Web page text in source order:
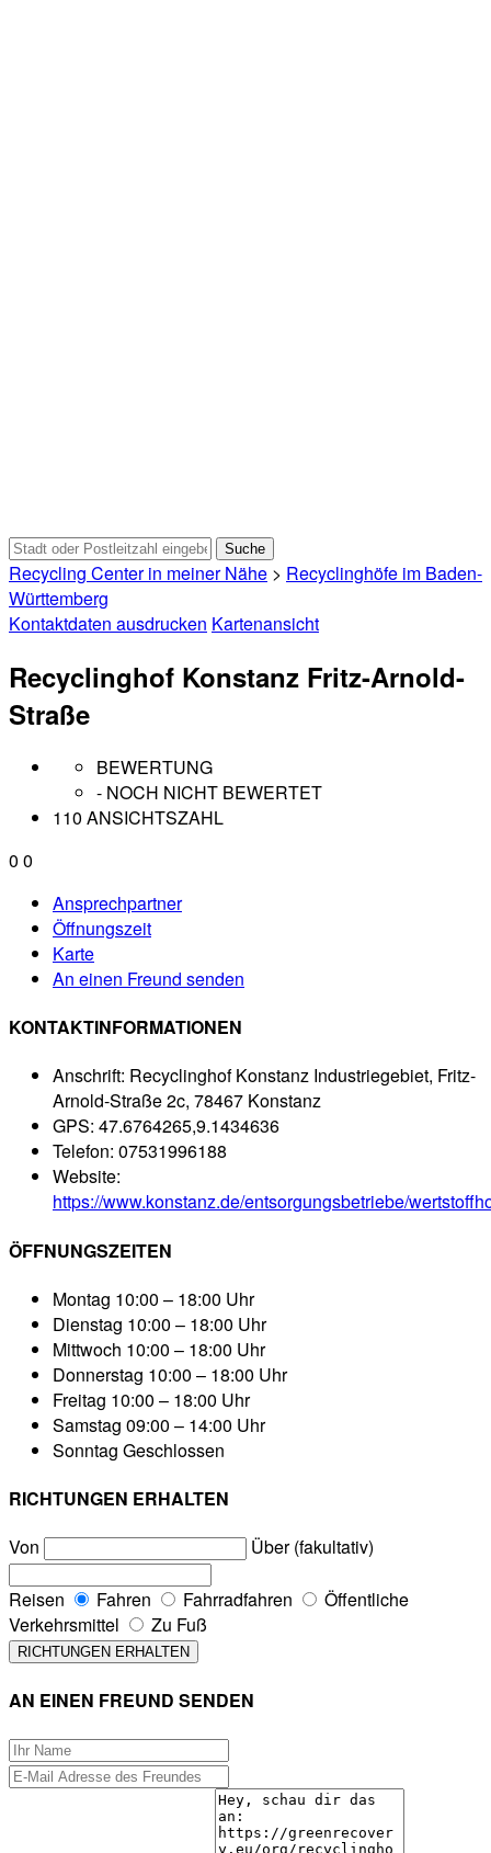
Recycling Center in meiner Nähe > Recyclinghöfe im Baden-
Württemberg
Kontaktdaten ausdrucken Kartenansicht
Recyclinghof Konstanz Fritz-Arnold-
Straße
BEWERTUNG
- NOCH NICHT BEWERTET
110 ANSICHTSZAHL
0 0
Ansprechpartner
Öffnungszeit
Karte
An einen Freund senden
KONTAKTINFORMATIONEN
Anschrift: Recyclinghof Konstanz Industriegebiet, Fritz-
Arnold-Straße 2c, 78467 Konstanz
GPS: 47.6764265,9.1434636
Telefon: 07531996188
Website:
https://www.konstanz.de/entsorgungsbetriebe/
ÖFFNUNGSZEITEN
Montag 10:00 – 18:00 Uhr
Dienstag 10:00 – 18:00 Uhr
Mittwoch 10:00 – 18:00 Uhr
Donnerstag 10:00 – 18:00 Uhr
Freitag 10:00 – 18:00 Uhr
Samstag 09:00 – 14:00 Uhr
Sonntag Geschlossen
RICHTUNGEN ERHALTEN
Von
Über (fakultativ)
Reisen Fahren Fahrradfahren
Öffentliche
Verkehrsmittel
Zu Fuß
AN EINEN FREUND SENDEN